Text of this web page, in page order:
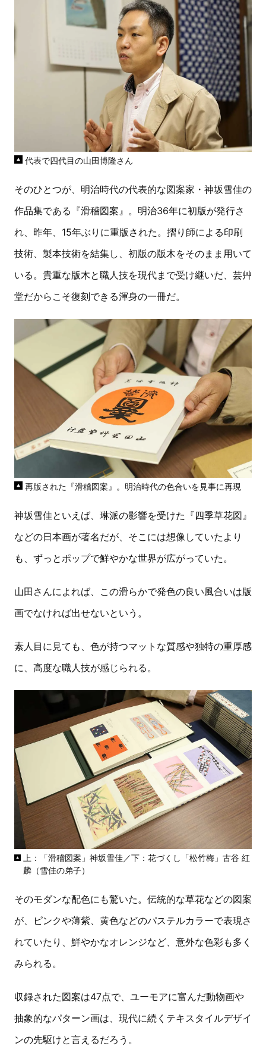
代表で四代目の山田博隆さん
そのひとつが、明治時代の代表的な図案家・神坂雪佳の
作品集である『滑稽図案』。明治36年に初版が発行さ
れ、昨年、15年ぶりに重版された。摺り師による印刷
技術、製本技術を結集し、初版の版木をそのまま用いて
いる。貴重な版木と職人技を現代まで受け継いだ、芸艸
堂だからこそ復刻できる渾身の一冊だ。
再版された『滑稽図案』。明治時代の色合いを見事に再現
神坂雪佳といえば、琳派の影響を受けた『四季草花図』
などの日本画が著名だが、そこには想像していたより
も、ずっとポップで鮮やかな世界が広がっていた。
山田さんによれば、この滑らかで発色の良い風合いは版
画でなければ出せないという。
素人目に見ても、色が持つマットな質感や独特の重厚感
に、高度な職人技が感じられる。
上：「滑稽図案」神坂雪佳／下：花づくし「松竹梅」古谷 紅
麟（雪佳の弟子）
そのモダンな配色にも驚いた。伝統的な草花などの図案
が、ピンクや薄紫、黄色などのパステルカラーで表現さ
れていたり、鮮やかなオレンジなど、意外な色彩も多く
みられる。
収録された図案は47点で、ユーモアに富んだ動物画や
抽象的なパターン画は、現代に続くテキスタイルデザイ
ンの先駆けと言えるだろう。